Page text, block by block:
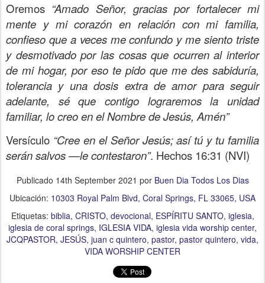
Oremos “Amado Señor, gracias por fortalecer mi
mente y mi corazón en relación con mi familia,
confieso que a veces me confundo y me siento triste
y desmotivado por las cosas que ocurren al interior
de mi hogar, por eso te pido que me des sabiduría,
tolerancia y una dosis extra de amor para seguir
adelante, sé que contigo lograremos la unidad
familiar, lo creo en el Nombre de Jesús, Amén”
Versículo “Cree en el Señor Jesús; así tú y tu familia
serán salvos —le contestaron”. Hechos 16:31 (NVI)
Publicado 14th September 2021 por Buen Dia Todos Los Dias
Ubicación: 10303 Royal Palm Blvd, Coral Springs, FL 33065, USA
Etiquetas: biblia CRISTO devocional ESPÍRITU SANTO iglesia
iglesia de coral springs IGLESIA VIDA iglesia vida worship center
JCQPASTOR JESÚS juan c quintero pastor pastor quintero vida
VIDA WORSHIP CENTER